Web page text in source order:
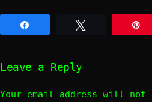
Leave a Reply
Your email address will not